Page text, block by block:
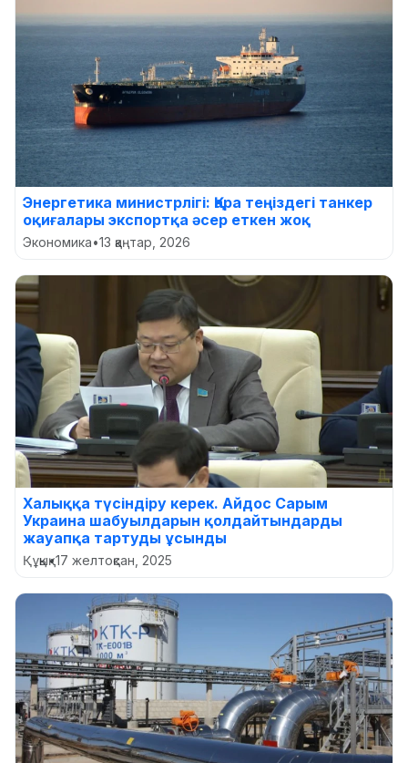
Энергетика министрлігі: Қара теңіздегі танкер
оқиғалары экспортқа әсер еткен жоқ
Экономика•13 қаңтар, 2026
Халыққа түсіндіру керек. Айдос Сарым
Украина шабуылдарын қолдайтындарды
жауапқа тартуды ұсынды
Құқық•17 желтоқсан, 2025